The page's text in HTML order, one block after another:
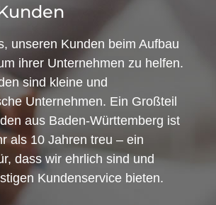
unseren Kunden beim Aufbau
ihrer Unternehmen zu helfen.
sind kleine und
Unternehmen. Ein Großteil
aus Baden-Württemberg ist
als 10 Jahren treu – ein
dass wir ehrlich sind und
Kundenservice bieten.